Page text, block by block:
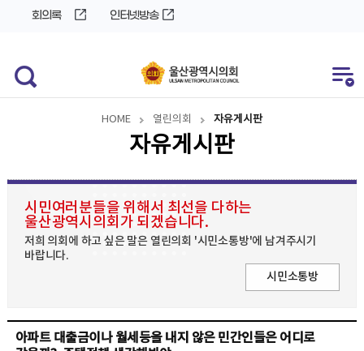
회의록 인터넷방송
HOME 열린의회 자유게시판
자유게시판
시민여러분들을 위해서 최선을 다하는
울산광역시의회가 되겠습니다.
저희 의회에 하고 싶은 말은 열린의회 '시민소통방'에 남겨주시기
바랍니다.
시민소통방
아파트 대출금이나 월세등을 내지 않은 민간인들은 어디로